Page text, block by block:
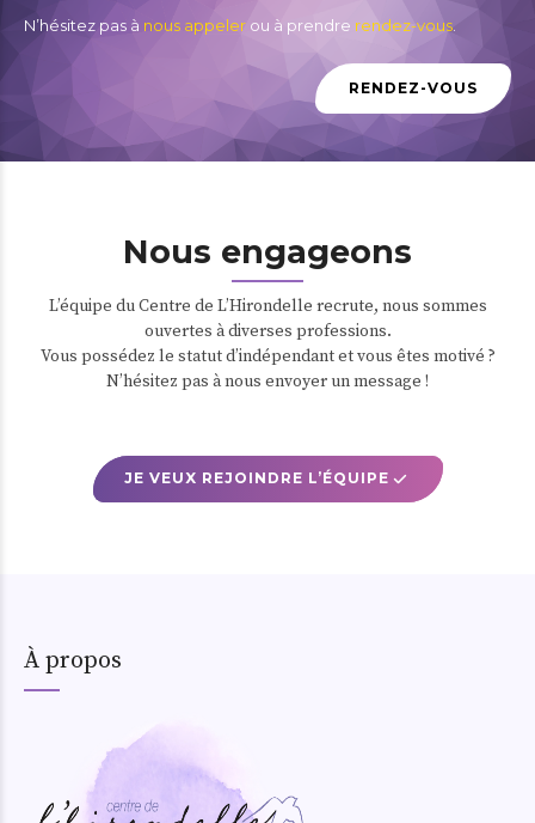
N’hésitez pas à nous appeler ou à prendre rendez-vous
RENDEZ-VOUS
Nous engageons
L’équipe du Centre de L’Hirondelle recrute, nous sommes
ouvertes à diverses professions.
Vous possédez le statut d’indépendant et vous êtes motivé ?
N’hésitez pas à nous envoyer un message !
JE VEUX REJOINDRE L’ÉQUIPE
À propos